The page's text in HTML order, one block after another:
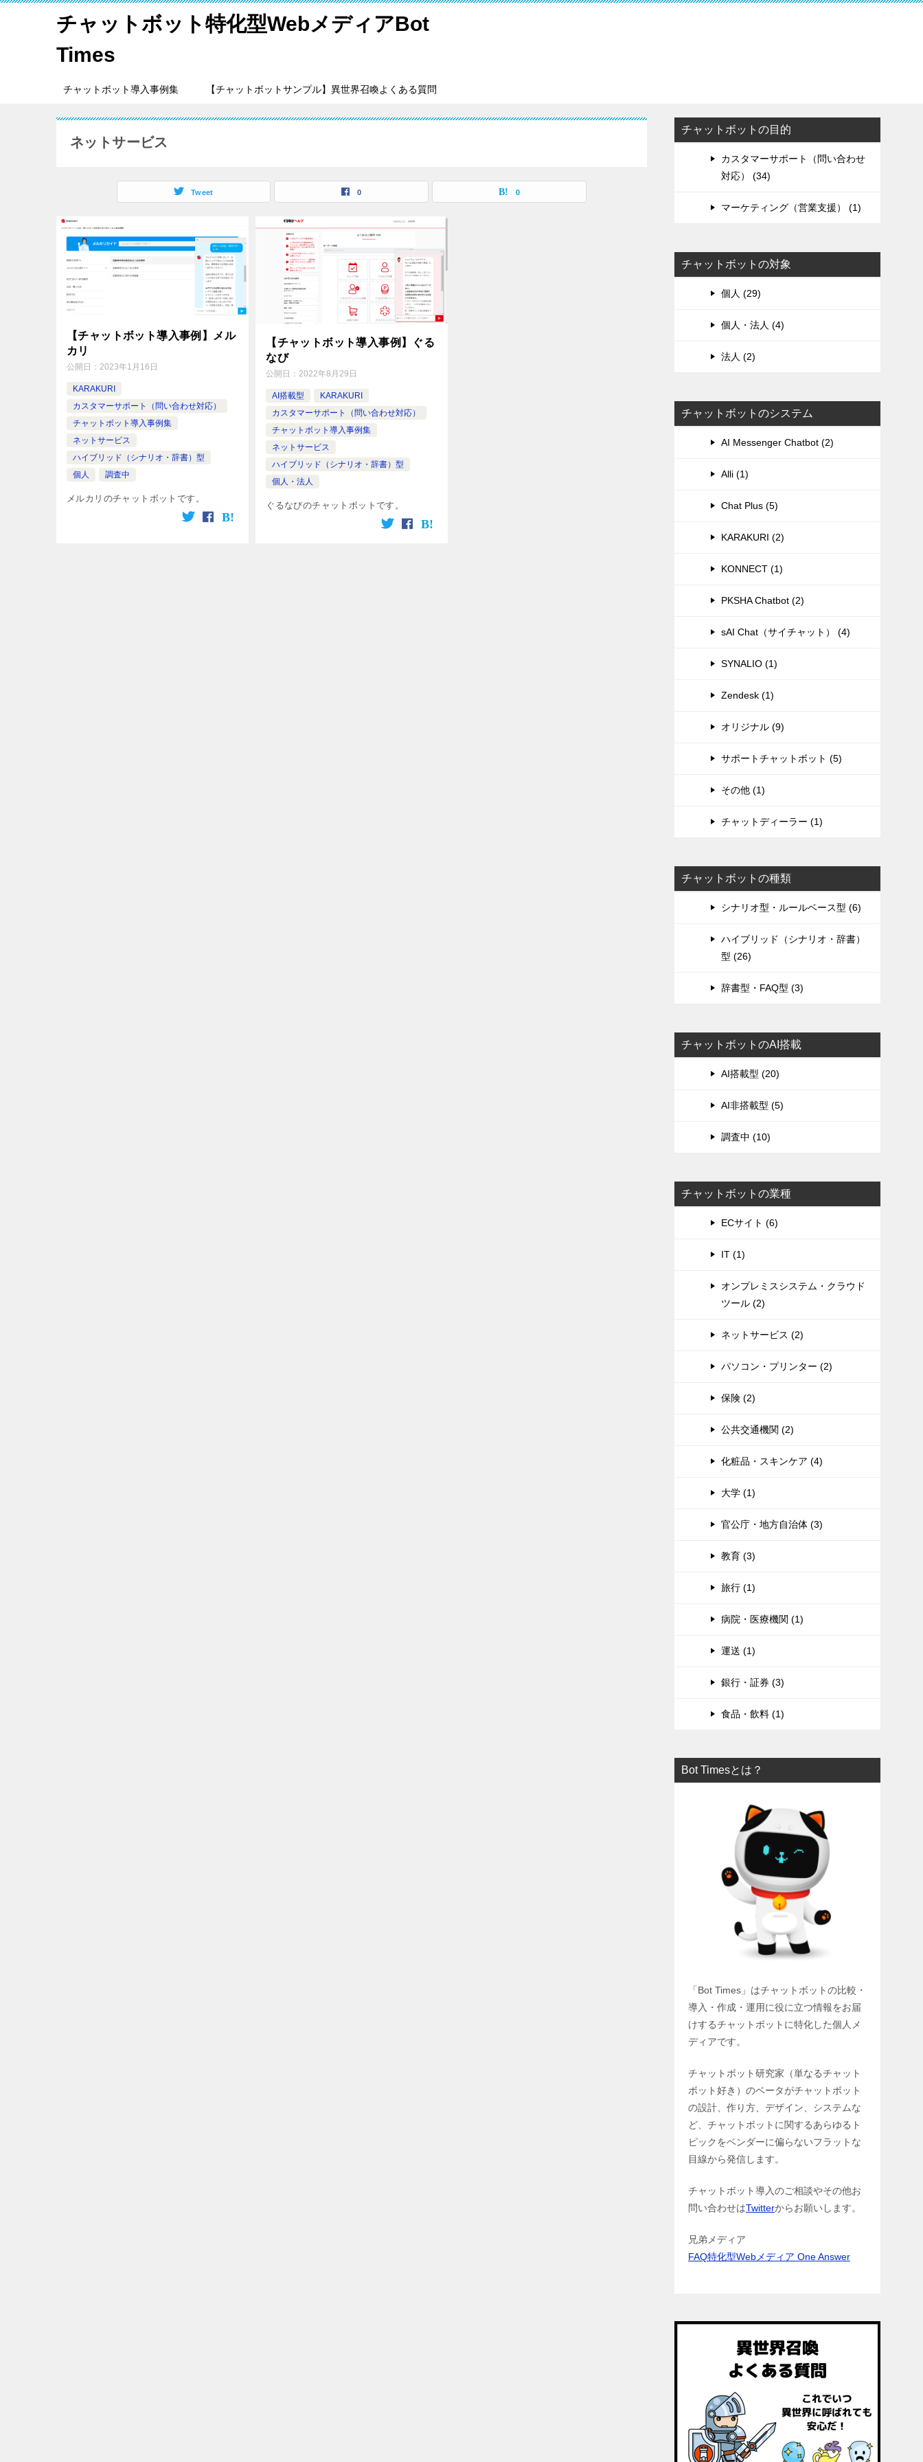
チャットボット特化型WebメディアBot
Times
チャットボット導入事例集 【チャットボットサンプル】異世界召喚よくある質問
ネットサービス
Tweet 0 0
【チャットボット導入事例】メル
カリ
公開日： 2023年1月16日
KARAKURI
カスタマーサポート（問い合わせ対応）
チャットボット導入事例集
ネットサービス
ハイブリッド（シナリオ・辞書）型
個人
調査中
メルカリのチャットボットです。
【チャットボット導入事例】ぐる
なび
公開日：2022年8月29日
AI搭載型
KARAKURI
カスタマーサポート（問い合わせ対応）
チャットボット導入事例集
ネットサービス
ハイブリッド（シナリオ・辞書）型
個人・法人
ぐるなびのチャットボットです。
チャットボットの目的
カスタマーサポート（問い合わせ
対応） (34)
マーケティング（営業支援） (1)
チャットボットの対象
個人 (29)
個人・法人 (4)
法人 (2)
チャットボットのシステム
AI Messenger Chatbot (2)
Alli (1)
Chat Plus (5)
KARAKURI (2)
KONNECT (1)
PKSHA Chatbot (2)
sAI Chat（サイチャット） (4)
SYNALIO (1)
Zendesk (1)
オリジナル (9)
サポートチャットボット (5)
その他 (1)
チャットディーラー (1)
チャットボットの種類
シナリオ型・ルールベース型 (6)
ハイブリッド（シナリオ・辞書）
型 (26)
辞書型・FAQ型 (3)
チャットボットのAI搭載
AI搭載型 (20)
AI非搭載型 (5)
調査中 (10)
チャットボットの業種
ECサイト (6)
IT (1)
オンプレミスシステム・クラウド
ツール (2)
ネットサービス (2)
パソコン・プリンター (2)
保険 (2)
公共交通機関 (2)
化粧品・スキンケア (4)
大学 (1)
官公庁・地方自治体 (3)
教育 (3)
旅行 (1)
病院・医療機関 (1)
運送 (1)
銀行・証券 (3)
食品・飲料 (1)
Bot Timesとは？
「Bot Times」はチャットボットの比較・
導入・作成・運用に役に立つ情報をお届
けするチャットボットに特化した個人メ
ディアです。
チャットボット研究家（単なるチャット
ボット好き）のベータがチャットボット
の設計、作り方、デザイン、システムな
ど、チャットボットに関するあらゆるト
ピックをベンダーに偏らないフラットな
目線から発信します。
チャットボット導入のご相談やその他お
問い合わせはTwitterからお願いします。
兄弟メディア
FAQ特化型Webメディア One Answer